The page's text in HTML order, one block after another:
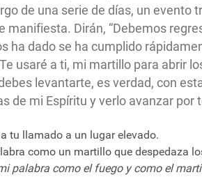
de una serie de días, un evento
manifiesta. Dirán, “Debemos
ha dado se ha cumplido
usaré a ti, mi martillo para abrir
levantarte, es verdad, con
de mi Espíritu y verlo avanzar por
a tu llamado a un lugar elevado.
como un martillo que despedaza
palabra como el fuego y como el